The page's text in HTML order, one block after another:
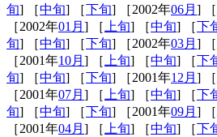
旬] ［中旬] ［下旬] ［2002年06月 ] ［
［2002年01月 ] ［ 上旬] ［中旬] ［下
旬] ［中旬] ［下旬] ［2002年03月 ] ［
［2001年10月 ] ［ 上旬] ［中旬] ［下
旬] ［中旬] ［下旬] ［2001年12月 ] ［
［2001年07月 ] ［ 上旬] ［中旬] ［下
旬] ［中旬] ［下旬] ［2001年09月 ] ［
［2001年04月 ] ［ 上旬] ［中旬] ［下